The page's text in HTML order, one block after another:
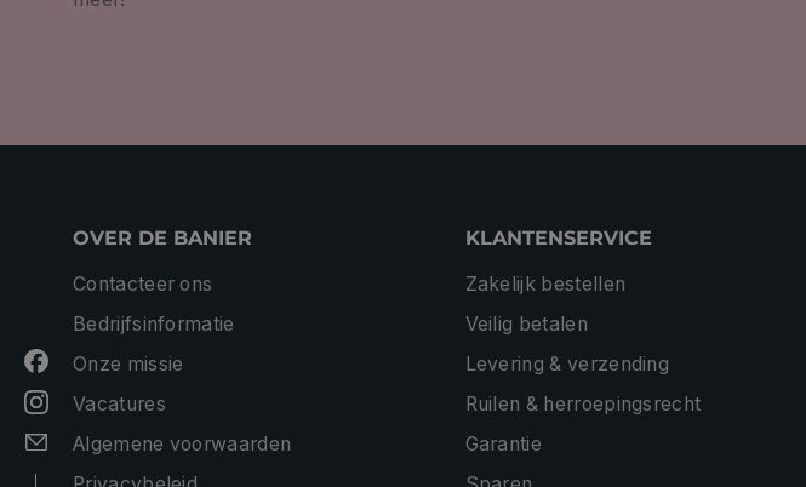
OVER DE BANIER
Contacteer ons
Bedrijfsinformatie
Onze missie
Vacatures
Algemene voorwaarden
KLANTENSERVICE
Zakelijk bestellen
Veilig betalen
Levering & verzending
Ruilen & herroepingsrecht
Garantie